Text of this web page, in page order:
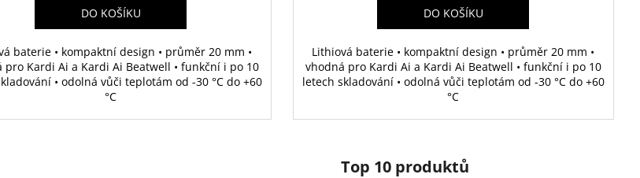
DO KOŠÍKU
baterie • kompaktní design • průměr 20 mm •
pro Kardi Ai a Kardi Ai Beatwell • funkční i po 10
• odolná vůči teplotám od -30 °C do +60
°C
DO KOŠÍKU
Lithiová baterie • kompaktní design • průměr 20 mm •
vhodná pro Kardi Ai a Kardi Ai Beatwell • funkční i po 10
letech skladování • odolná vůči teplotám od -30 °C do +60
°C
Top 10 produktů